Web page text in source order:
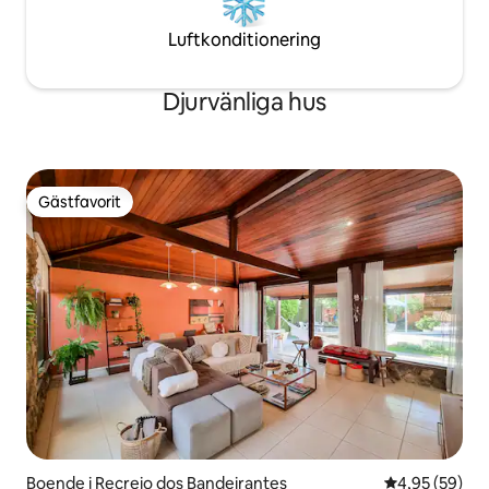
Luftkonditionering
Djurvänliga hus
Gästfavorit
Gästfavorit
Boende i Recreio dos Bandeirantes 4,95 av 5 i
4,95 (59)